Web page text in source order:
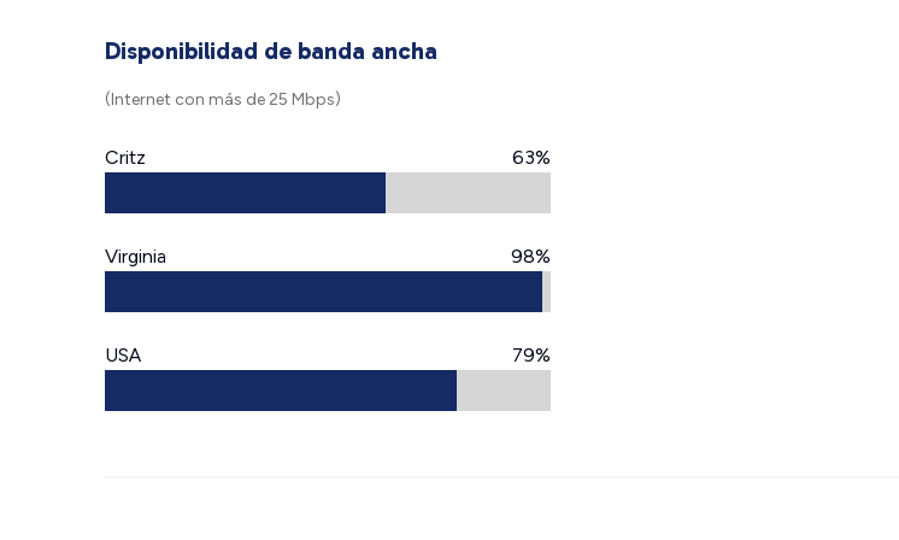
Disponibilidad de banda ancha
(Internet con más de 25 Mbps)
Critz 63%
Virginia 98%
USA 79%